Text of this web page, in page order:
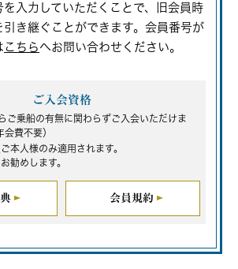
を入力していただくことで、旧会員時
引き継ぐことができます。会員番号が
こちら へお問い合わせください。
ご入会資格
ご乗船の有無に関わらずご入会いただけま
費不要）
本人様のみ適用されます。
勧めします。
会員規約